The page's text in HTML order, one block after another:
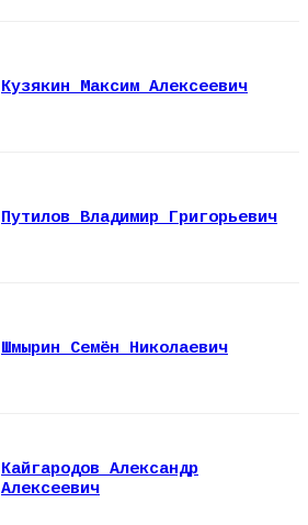
Кузякин Максим Алексеевич
Путилов Владимир Григорьевич
Шмырин Семён Николаевич
Кайгародов Александр
Алексеевич